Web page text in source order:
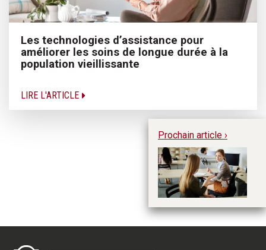
Les technologies d’assistance pour
améliorer les soins de longue durée à la
population vieillissante
LIRE L'ARTICLE
Prochain article ›